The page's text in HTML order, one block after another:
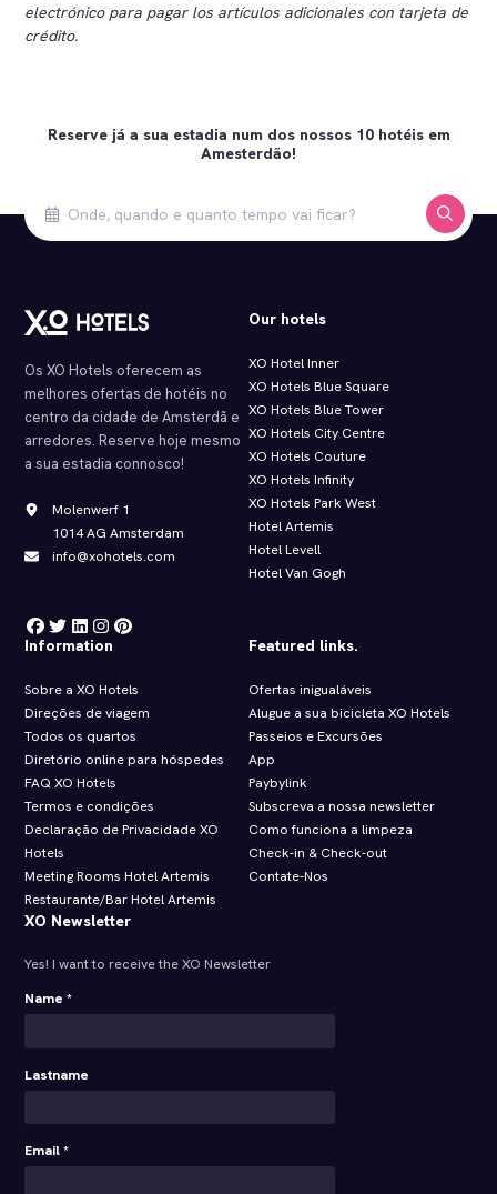
electrónico para pagar los artículos adicionales con tarjeta de
crédito.
Reserve já a sua estadia num dos nossos 10 hotéis em
Amesterdão!
Os XO Hotels oferecem as
melhores ofertas de hotéis no
centro da cidade de Amsterdã e
arredores. Reserve hoje mesmo
a sua estadia connosco!
Molenwerf 1
1014 AG Amsterdam
info@xohotels.com
Our hotels
XO Hotel Inner
XO Hotels Blue Square
XO Hotels Blue Tower
XO Hotels City Centre
XO Hotels Couture
XO Hotels Infinity
XO Hotels Park West
Hotel Artemis
Hotel Levell
Hotel Van Gogh
Information
Sobre a XO Hotels
Direções de viagem
Todos os quartos
Diretório online para hóspedes
FAQ XO Hotels
Termos e condições
Declaração de Privacidade XO
Hotels
Meeting Rooms Hotel Artemis
Restaurante/Bar Hotel Artemis
Featured links.
Ofertas inigualáveis
Alugue a sua bicicleta XO Hotels
Passeios e Excursões
App
Paybylink
Subscreva a nossa newsletter
Como funciona a limpeza
Check‑in & Check‑out
Contate-Nos
XO Newsletter
Yes! I want to receive the XO Newsletter
Name *
Lastname
Email *